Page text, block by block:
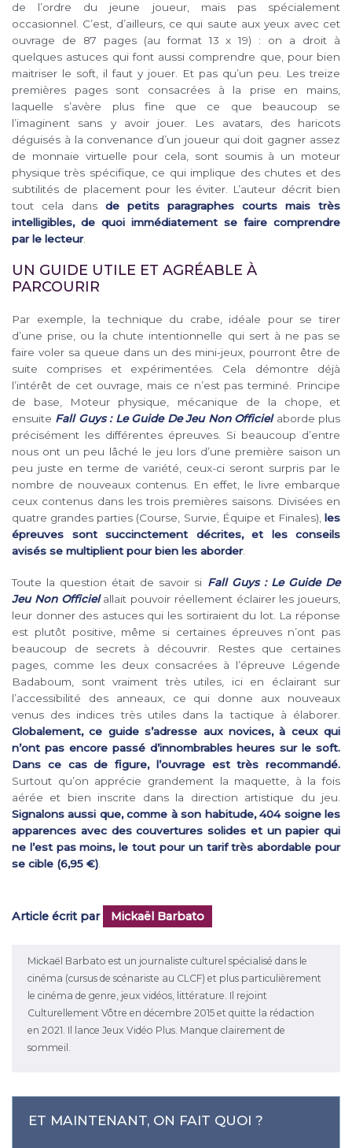
de l’ordre du jeune joueur, mais pas spécialement
occasionnel. C’est, d’ailleurs, ce qui saute aux yeux avec cet
ouvrage de 87 pages (au format 13 x 19) : on a droit à
quelques astuces qui font aussi comprendre que, pour bien
maitriser le soft, il faut y jouer. Et pas qu’un peu. Les treize
premières pages sont consacrées à la prise en mains,
laquelle s’avère plus fine que ce que beaucoup se
l’imaginent sans y avoir jouer. Les avatars, des haricots
déguisés à la convenance d’un joueur qui doit gagner assez
de monnaie virtuelle pour cela, sont soumis à un moteur
physique très spécifique, ce qui implique des chutes et des
subtilités de placement pour les éviter. L’auteur décrit bien
tout cela dans de petits paragraphes courts mais très
intelligibles, de quoi immédiatement se faire comprendre
par le lecteur.
UN GUIDE UTILE ET AGRÉABLE À
PARCOURIR
Par exemple, la technique du crabe, idéale pour se tirer
d’une prise, ou la chute intentionnelle qui sert à ne pas se
faire voler sa queue dans un des mini-jeux, pourront être de
suite comprises et expérimentées. Cela démontre déjà
l’intérêt de cet ouvrage, mais ce n’est pas terminé. Principe
de base, Moteur physique, mécanique de la chope, et
ensuite Fall Guys : Le Guide De Jeu Non Officielaborde plus
précisément les différentes épreuves. Si beaucoup d’entre
nous ont un peu lâché le jeu lors d’une première saison un
peu juste en terme de variété, ceux-ci seront surpris par le
nombre de nouveaux contenus. En effet, le livre embarque
ceux contenus dans les trois premières saisons. Divisées en
quatre grandes parties (Course, Survie, Équipe et Finales), les
épreuves sont succinctement décrites, et les conseils
avisés se multiplient pour bien les aborder.
Toute la question était de savoir si Fall Guys : Le Guide De
Jeu Non Officielallait pouvoir réellement éclairer les joueurs,
leur donner des astuces qui les sortiraient du lot. La réponse
est plutôt positive, même si certaines épreuves n’ont pas
beaucoup de secrets à découvrir. Restes que certaines
pages, comme les deux consacrées à l’épreuve Légende
Badaboum, sont vraiment très utiles, ici en éclairant sur
l’accessibilité des anneaux, ce qui donne aux nouveaux
venus des indices très utiles dans la tactique à élaborer.
Globalement, ce guide s’adresse aux novices, à ceux qui
n’ont pas encore passé d’innombrables heures sur le soft.
Dans ce cas de figure, l’ouvrage est très recommandé.
Surtout qu’on apprécie grandement la maquette, à la fois
aérée et bien inscrite dans la direction artistique du jeu.
Signalons aussi que, comme à son habitude, 404 soigne les
apparences avec des couvertures solides et un papier qui
ne l’est pas moins, le tout pour un tarif très abordable pour
se cible (6,95 €).
Article écrit par Mickaël Barbato
Mickaël Barbato est un journaliste culturel spécialisé dans le
cinéma (cursus de scénariste au CLCF) et plus particulièrement
le cinéma de genre, jeux vidéos, littérature. Il rejoint
Culturellement Vôtre en décembre 2015 et quitte la rédaction
en 2021. Il lance Jeux Vidéo Plus. Manque clairement de
sommeil.
ET MAINTENANT, ON FAIT QUOI ?